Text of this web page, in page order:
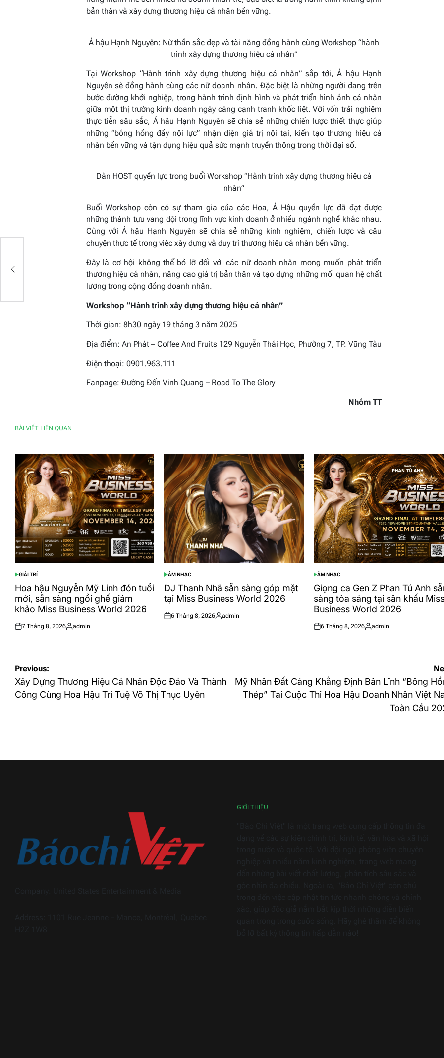
bản thân và xây dựng thương hiệu cá nhân bền vững.
Á hậu Hạnh Nguyên: Nữ thần sắc đẹp và tài năng đồng hành cùng Workshop “hành
trình xây dựng thương hiệu cá nhân”
Tại Workshop “Hành trình xây dựng thương hiệu cá nhân” sắp tới, Á hậu Hạnh
Nguyên sẽ đồng hành cùng các nữ doanh nhân. Đặc biệt là những người đang trên
bước đường khởi nghiệp, trong hành trình định hình và phát triển hình ảnh cá nhân
giữa một thị trường kinh doanh ngày càng cạnh tranh khốc liệt. Với vốn trải nghiệm
thực tiễn sâu sắc, Á hậu Hạnh Nguyên sẽ chia sẻ những chiến lược thiết thực giúp
những “bóng hồng đầy nội lực” nhận diện giá trị nội tại, kiến tạo thương hiệu cá
nhân bền vững và tận dụng hiệu quả sức mạnh truyền thông trong thời đại số.
Dàn HOST quyền lực trong buổi Workshop “Hành trình xây dựng thương hiệu cá
nhân”
Buổi Workshop còn có sự tham gia của các Hoa, Á Hậu quyền lực đã đạt được
những thành tựu vang dội trong lĩnh vực kinh doanh ở nhiều ngành nghề khác nhau.
Cùng với Á hậu Hạnh Nguyên sẽ chia sẻ những kinh nghiệm, chiến lược và câu
chuyện thực tế trong việc xây dựng và duy trì thương hiệu cá nhân bền vững.
Đây là cơ hội không thể bỏ lỡ đối với các nữ doanh nhân mong muốn phát triển
thương hiệu cá nhân, nâng cao giá trị bản thân và tạo dựng những mối quan hệ chất
lượng trong cộng đồng doanh nhân.
Workshop “Hành trình xây dựng thương hiệu cá nhân”
Thời gian: 8h30 ngày 19 tháng 3 năm 2025
Địa điểm: An Phát – Coffee And Fruits 129 Nguyễn Thái Học, Phường 7, TP. Vũng Tàu
Điện thoại: 0901.963.111
Fanpage: Đường Đến Vinh Quang – Road To The Glory
Nhóm TT
BÀI VIẾT LIÊN QUAN
POSTED
IN
GIẢI TRÍ
Hoa hậu Nguyễn Mỹ Linh đón tuổi
mới, sẵn sàng ngồi ghế giám
khảo Miss Business World 2026
Posted
7 Tháng 8, 2026
Posted
admin
POSTED
IN
ÂM NHẠC
DJ Thanh Nhã sẵn sàng góp mặt
tại Miss Business World 2026
Posted
6 Tháng 8, 2026
Posted
admin
POSTED
IN
ÂM NHẠC
Giọng ca Gen Z Phan Tú Anh
sàng tỏa sáng tại sân khấu Miss
Business World 2026
Posted
6 Tháng 8, 2026
Posted
admin
Điều
hướng
bài
Previous:
Xây Dựng Thương Hiệu Cá Nhân Độc Đáo Và Thành
Công Cùng Hoa Hậu Trí Tuệ Võ Thị Thục Uyên
Mỹ Nhân Đất Cảng Khẳng Định Bản Lĩnh “Bông
Thép” Tại Cuộc Thi Hoa Hậu Doanh Nhân Việt
Toàn Cầu
GIỚI THIỆU